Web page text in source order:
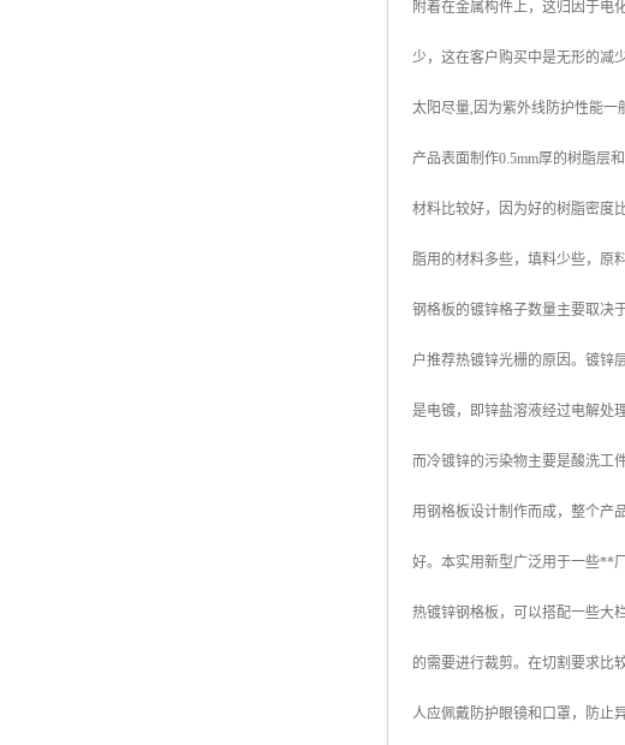
附着在金属构件上，这归因于电
少，这在客户购买中是无形的减
太阳尽量,因为紫外线防护性能一
产品表面制作0.5mm厚的树脂层
材料比较好，因为好的树脂密度
脂用的材料多些，填料少些，原
钢格板的镀锌格子数量主要取决
户推荐热镀锌光栅的原因。镀锌
是电镀，即锌盐溶液经过电解处
而冷镀锌的污染物主要是酸洗工
用钢格板设计制作而成，整个产
好。本实用新型广泛用于一些**
热镀锌钢格板，可以搭配一些大
的需要进行裁剪。在切割要求比
人应佩戴防护眼镜和口罩，防止